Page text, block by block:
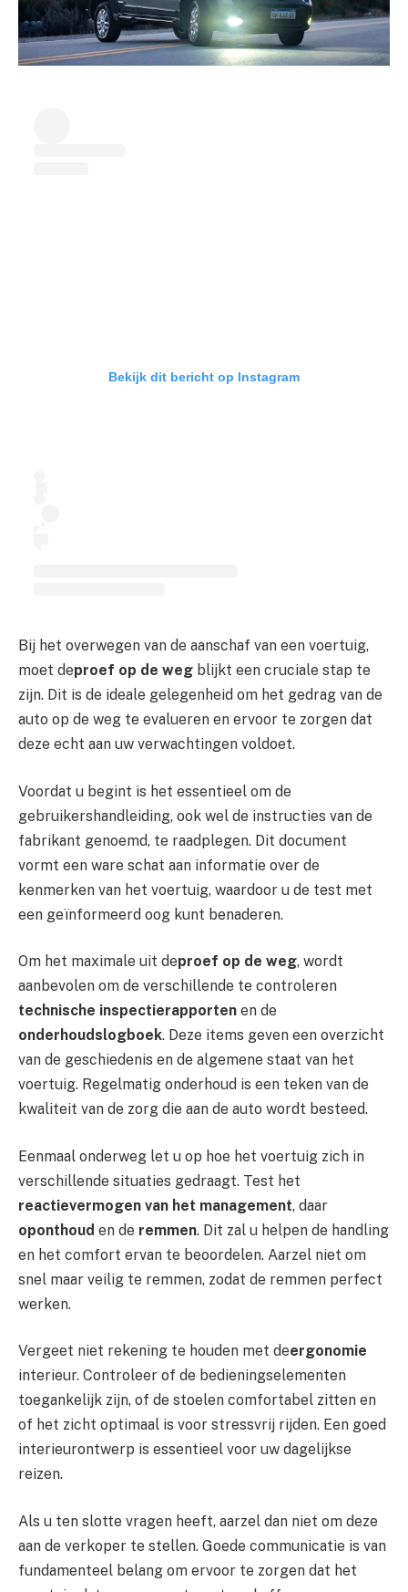
Bekijk dit bericht op Instagram
Bij het overwegen van de aanschaf van een voertuig,
moet deproef op de weg blijkt een cruciale stap te
zijn. Dit is de ideale gelegenheid om het gedrag van de
auto op de weg te evalueren en ervoor te zorgen dat
deze echt aan uw verwachtingen voldoet.
Voordat u begint is het essentieel om de
gebruikershandleiding, ook wel de instructies van de
fabrikant genoemd, te raadplegen. Dit document
vormt een ware schat aan informatie over de
kenmerken van het voertuig, waardoor u de test met
een geïnformeerd oog kunt benaderen.
Om het maximale uit deproef op de weg, wordt
aanbevolen om de verschillende te controleren
technische inspectierapporten en de
onderhoudslogboek. Deze items geven een overzicht
van de geschiedenis en de algemene staat van het
voertuig. Regelmatig onderhoud is een teken van de
kwaliteit van de zorg die aan de auto wordt besteed.
Eenmaal onderweg let u op hoe het voertuig zich in
verschillende situaties gedraagt. Test het
reactievermogen van het management, daar
oponthoud en de remmen. Dit zal u helpen de handling
en het comfort ervan te beoordelen. Aarzel niet om
snel maar veilig te remmen, zodat de remmen perfect
werken.
Vergeet niet rekening te houden met deergonomie
interieur. Controleer of de bedieningselementen
toegankelijk zijn, of de stoelen comfortabel zitten en
of het zicht optimaal is voor stressvrij rijden. Een goed
interieurontwerp is essentieel voor uw dagelijkse
reizen.
Als u ten slotte vragen heeft, aarzel dan niet om deze
aan de verkoper te stellen. Goede communicatie is van
fundamenteel belang om ervoor te zorgen dat het